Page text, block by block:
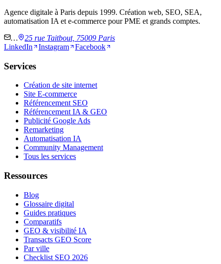
Agence digitale à Paris depuis 1999. Création web, SEO, SEA,
automatisation IA et e-commerce pour PME et grands comptes.
…
25 rue Taitbout, 75009 Paris
LinkedIn
Instagram Facebook
Services
Création de site internet
Site E-commerce
Référencement SEO
Référencement IA & GEO
Publicité Google Ads
Remarketing
Automatisation IA
Community Management
Tous les services
Ressources
Blog
Glossaire digital
Guides pratiques
Comparatifs
GEO & visibilité IA
Transacts GEO Score
Par ville
Checklist SEO 2026